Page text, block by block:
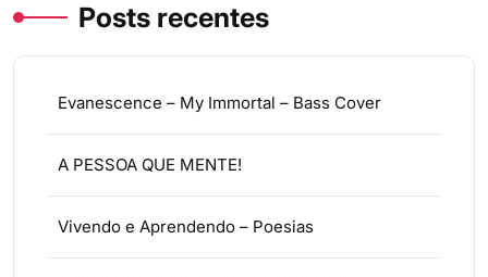
Posts recentes
Evanescence – My Immortal – Bass Cover
A PESSOA QUE MENTE!
Vivendo e Aprendendo – Poesias